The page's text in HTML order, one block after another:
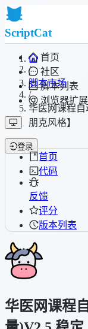
ScriptCat
首页
社区
脚本列表
浏览器扩展
登录
/
脚本市场
/
华医网课程
朋克风格】
首页
代码
反馈
评分
版本列表
华医网课程